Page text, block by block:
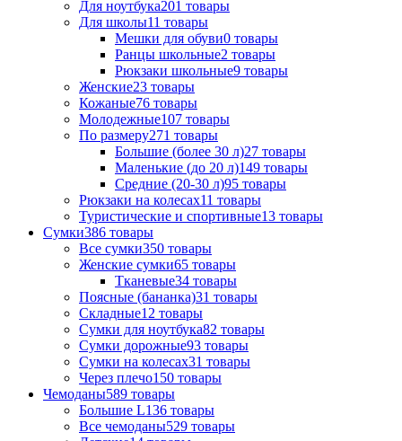
Для ноутбука201 товары
Для школы11 товары
Мешки для обуви0 товары
Ранцы школьные2 товары
Рюкзаки школьные9 товары
Женские23 товары
Кожаные76 товары
Молодежные107 товары
По размеру271 товары
Большие (более 30 л)27 товары
Маленькие (до 20 л)149 товары
Средние (20-30 л)95 товары
Рюкзаки на колесах11 товары
Туристические и спортивные13 товары
Сумки386 товары
Все сумки350 товары
Женские сумки65 товары
Тканевые34 товары
Поясные (бананка)31 товары
Складные12 товары
Сумки для ноутбука82 товары
Сумки дорожные93 товары
Сумки на колесах31 товары
Через плечо150 товары
Чемоданы589 товары
Большие L136 товары
Все чемоданы529 товары